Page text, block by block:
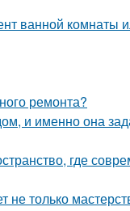
ванной комнаты
ремонта?
и именно она
где
не только